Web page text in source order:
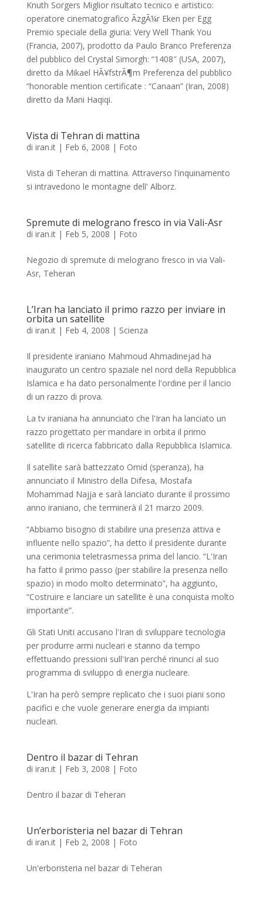
Knuth Sorgers Miglior risultato tecnico e artistico:
operatore cinematografico ÃzgÃ¼r Eken per Egg
Premio speciale della giuria: Very Well Thank You
(Francia, 2007), prodotto da Paulo Branco Preferenza
del pubblico del Crystal Simorgh: “1408″ (USA, 2007),
diretto da Mikael HÃ¥fstrÃ¶m Preferenza del pubblico
“honorable mention certificate : “Canaan” (Iran, 2008)
diretto da Mani Haqiqi.
Vista di Tehran di mattina
di iran.it| Feb 6, 2008 | Foto
Vista di Teheran di mattina. Attraverso l'inquinamento
si intravedono le montagne dell' Alborz.
Spremute di melograno fresco in via Vali-Asr
di iran.it| Feb 5, 2008 | Foto
Negozio di spremute di melograno fresco in via Vali-
Asr, Teheran
L’Iran ha lanciato il primo razzo per inviare in
orbita un satellite
di iran.it| Feb 4, 2008 | Scienza
Il presidente iraniano Mahmoud Ahmadinejad ha
inaugurato un centro spaziale nel nord della Repubblica
Islamica e ha dato personalmente l'ordine per il lancio
di un razzo di prova.
La tv iraniana ha annunciato che l'Iran ha lanciato un
razzo progettato per mandare in orbita il primo
satellite di ricerca fabbricato dalla Repubblica Islamica.
Il satellite sarà battezzato Omid (speranza), ha
annunciato il Ministro della Difesa, Mostafa
Mohammad Najja e sarà lanciato durante il prossimo
anno iraniano, che terminerà il 21 marzo 2009.
“Abbiamo bisogno di stabilire una presenza attiva e
influente nello spazio”, ha detto il presidente durante
una cerimonia teletrasmessa prima del lancio. “L'Iran
ha fatto il primo passo (per stabilire la presenza nello
spazio) in modo molto determinato”, ha aggiunto,
“Costruire e lanciare un satellite è una conquista molto
importante”.
Gli Stati Uniti accusano l'Iran di sviluppare tecnologia
per produrre armi nucleari e stanno da tempo
effettuando pressioni sull'Iran perché rinunci al suo
programma di sviluppo di energia nucleare.
L'Iran ha però sempre replicato che i suoi piani sono
pacifici e che vuole generare energia da impianti
nucleari.
Dentro il bazar di Tehran
di iran.it| Feb 3, 2008 | Foto
Dentro il bazar di Teheran
Un’erboristeria nel bazar di Tehran
di iran.it| Feb 2, 2008 | Foto
Un'erboristeria nel bazar di Teheran